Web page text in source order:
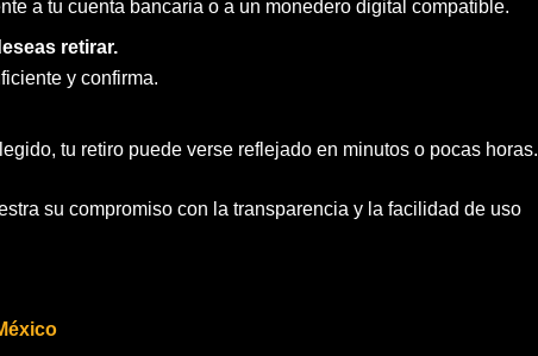
a tu cuenta bancaria o a un monedero digital compatible.
retirar.
y confirma.
tu retiro puede verse reflejado en minutos o pocas horas.
su compromiso con la transparencia y la facilidad de uso